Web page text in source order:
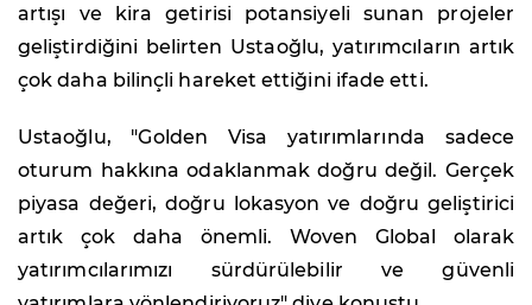
artışı ve kira getirisi potansiyeli sunan projeler
geliştirdiğini belirten Ustaoğlu, yatırımcıların artık
çok daha bilinçli hareket ettiğini ifade etti.
Ustaoğlu, "Golden Visa yatırımlarında sadece
oturum hakkına odaklanmak doğru değil. Gerçek
piyasa değeri, doğru lokasyon ve doğru geliştirici
artık çok daha önemli. Woven Global olarak
yatırımcılarımızı sürdürülebilir ve güvenli